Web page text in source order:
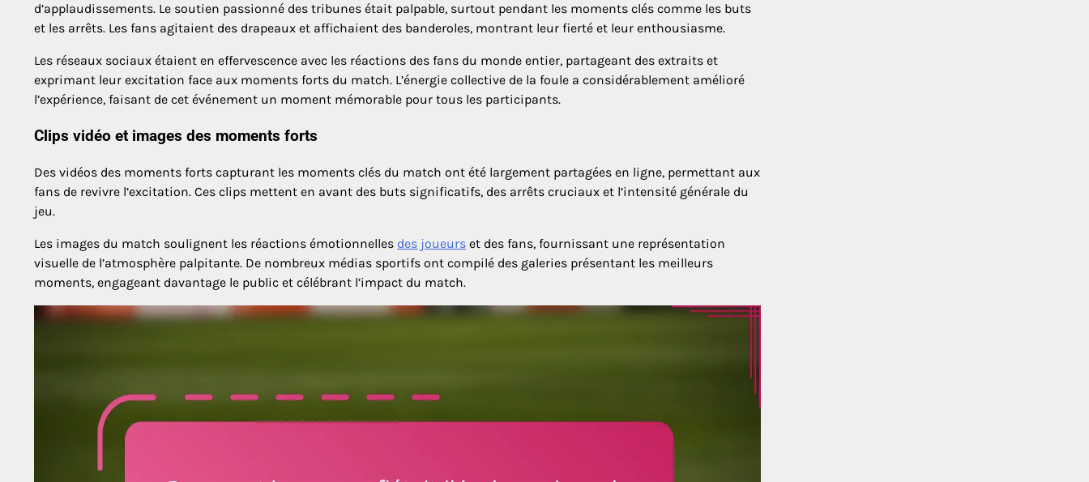
d’applaudissements. Le soutien passionné des tribunes était palpable, surtout pendant les moments clés comme les buts
et les arrêts. Les fans agitaient des drapeaux et affichaient des banderoles, montrant leur fierté et leur enthousiasme.
Les réseaux sociaux étaient en effervescence avec les réactions des fans du monde entier, partageant des extraits et
exprimant leur excitation face aux moments forts du match. L’énergie collective de la foule a considérablement amélioré
l’expérience, faisant de cet événement un moment mémorable pour tous les participants.
Clips vidéo et images des moments forts
Des vidéos des moments forts capturant les moments clés du match ont été largement partagées en ligne, permettant aux
fans de revivre l’excitation. Ces clips mettent en avant des buts significatifs, des arrêts cruciaux et l’intensité générale du
jeu.
Les images du match soulignent les réactions émotionnelles des joueurs et des fans, fournissant une représentation
visuelle de l’atmosphère palpitante. De nombreux médias sportifs ont compilé des galeries présentant les meilleurs
moments, engageant davantage le public et célébrant l’impact du match.